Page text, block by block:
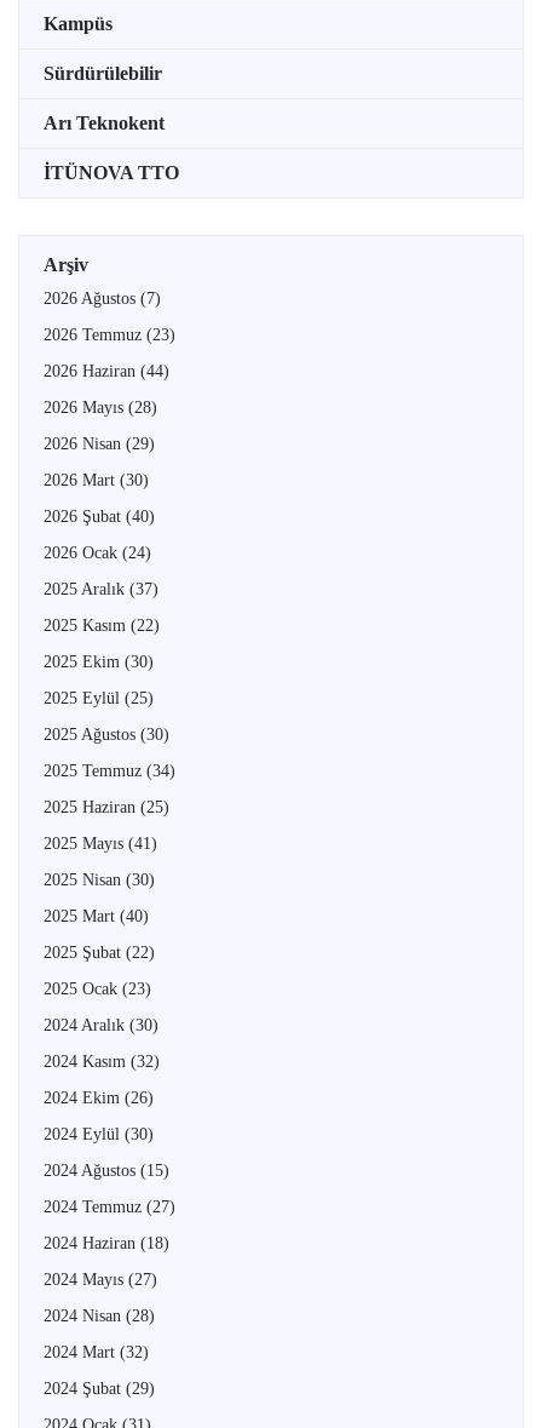
Kampüs
Sürdürülebilir
Arı Teknokent
İTÜNOVA TTO
Arşiv
2026 Ağustos (7)
2026 Temmuz (23)
2026 Haziran (44)
2026 Mayıs (28)
2026 Nisan (29)
2026 Mart (30)
2026 Şubat (40)
2026 Ocak (24)
2025 Aralık (37)
2025 Kasım (22)
2025 Ekim (30)
2025 Eylül (25)
2025 Ağustos (30)
2025 Temmuz (34)
2025 Haziran (25)
2025 Mayıs (41)
2025 Nisan (30)
2025 Mart (40)
2025 Şubat (22)
2025 Ocak (23)
2024 Aralık (30)
2024 Kasım (32)
2024 Ekim (26)
2024 Eylül (30)
2024 Ağustos (15)
2024 Temmuz (27)
2024 Haziran (18)
2024 Mayıs (27)
2024 Nisan (28)
2024 Mart (32)
2024 Şubat (29)